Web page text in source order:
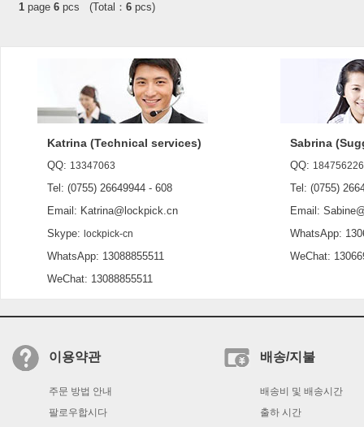
1 page 6 pcs (Total： 6 pcs)
Katrina (Technical services)
QQ: 13347063
Tel: (0755) 26649944 - 608
Email: Katrina@lockpick.cn
Skype: lockpick-cn
WhatsApp: 13088855511
WeChat: 13088855511
Sabrina
QQ: 184756226
Tel: (0755)
Email:
WhatsApp:
WeChat:
이용약관
주문 방법 안내
팔로우합시다
배송/지불
배송비 및 배송시간
출하 시간